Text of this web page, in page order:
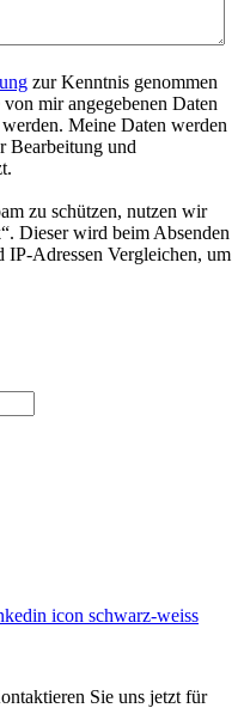
zur Kenntnis genommen
mir angegebenen Daten
Meine Daten werden
Bearbeitung und
zu schützen, nutzen wir
Dieser wird beim Absenden
Adressen Vergleichen, um
Sie uns jetzt für